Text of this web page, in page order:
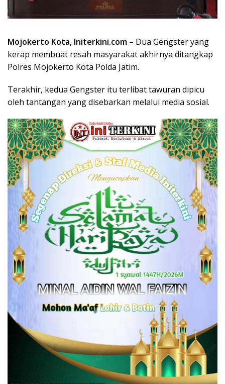
Mojokerto Kota, Initerkini.com – Dua Gengster yang
kerap membuat resah masyarakat akhirnya ditangkap
Polres Mojokerto Kota Polda Jatim.
Terakhir, kedua Gengster itu terlibat tawuran dipicu
oleh tantangan yang disebarkan melalui media sosial.